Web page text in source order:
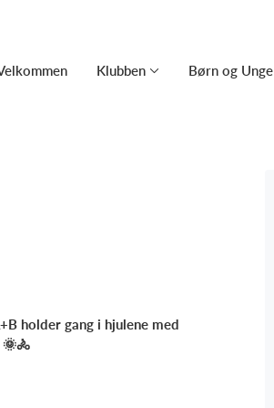
Klubben Børn og Unge
holder gang i hjulene med